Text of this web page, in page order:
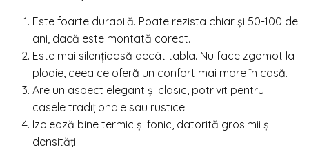
Este foarte durabilă. Poate rezista chiar și 50-100 de
ani, dacă este montată corect.
Este mai silențioasă decât tabla. Nu face zgomot la
ploaie, ceea ce oferă un confort mai mare în casă.
Are un aspect elegant și clasic, potrivit pentru
casele tradiționale sau rustice.
Izolează bine termic și fonic, datorită grosimii și
densității.